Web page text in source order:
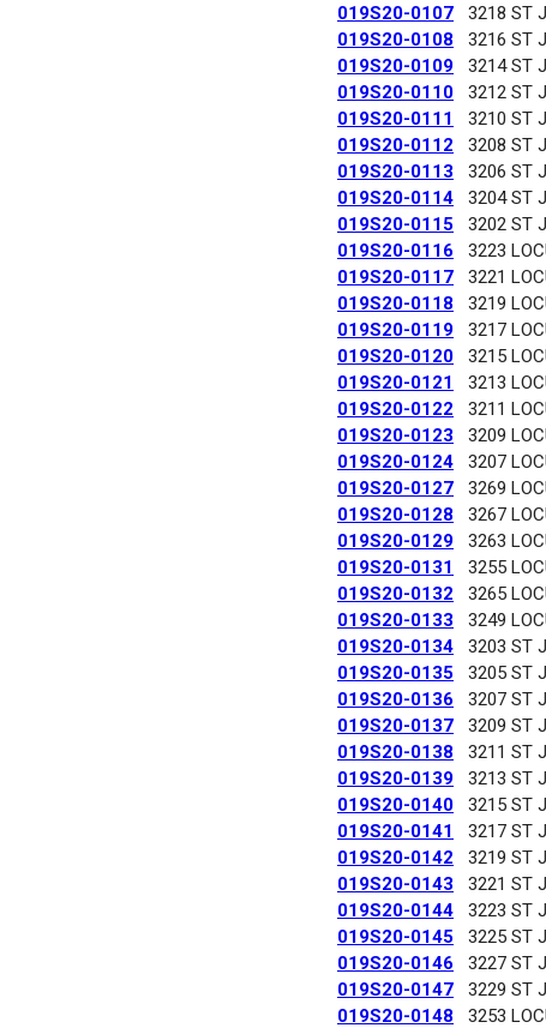
019S20-0107
3218 ST
019S20-0108
3216 ST
019S20-0109
3214 ST
019S20-0110
3212 ST
019S20-0111
3210 ST
019S20-0112
3208 ST
019S20-0113
3206 ST
019S20-0114
3204 ST
019S20-0115
3202 ST
019S20-0116
3223
019S20-0117
3221
019S20-0118
3219
019S20-0119
3217
019S20-0120
3215
019S20-0121
3213
019S20-0122
3211
019S20-0123
3209
019S20-0124
3207
019S20-0127
3269
019S20-0128
3267
019S20-0129
3263
019S20-0131
3255
019S20-0132
3265
019S20-0133
3249
019S20-0134
3203 ST
019S20-0135
3205 ST
019S20-0136
3207 ST
019S20-0137
3209 ST
019S20-0138
3211 ST
019S20-0139
3213 ST
019S20-0140
3215 ST
019S20-0141
3217 ST
019S20-0142
3219 ST
019S20-0143
3221 ST
019S20-0144
3223 ST
019S20-0145
3225 ST
019S20-0146
3227 ST
019S20-0147
3229 ST
019S20-0148
3253